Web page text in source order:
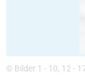
© Bilder 1 - 10, 12 -